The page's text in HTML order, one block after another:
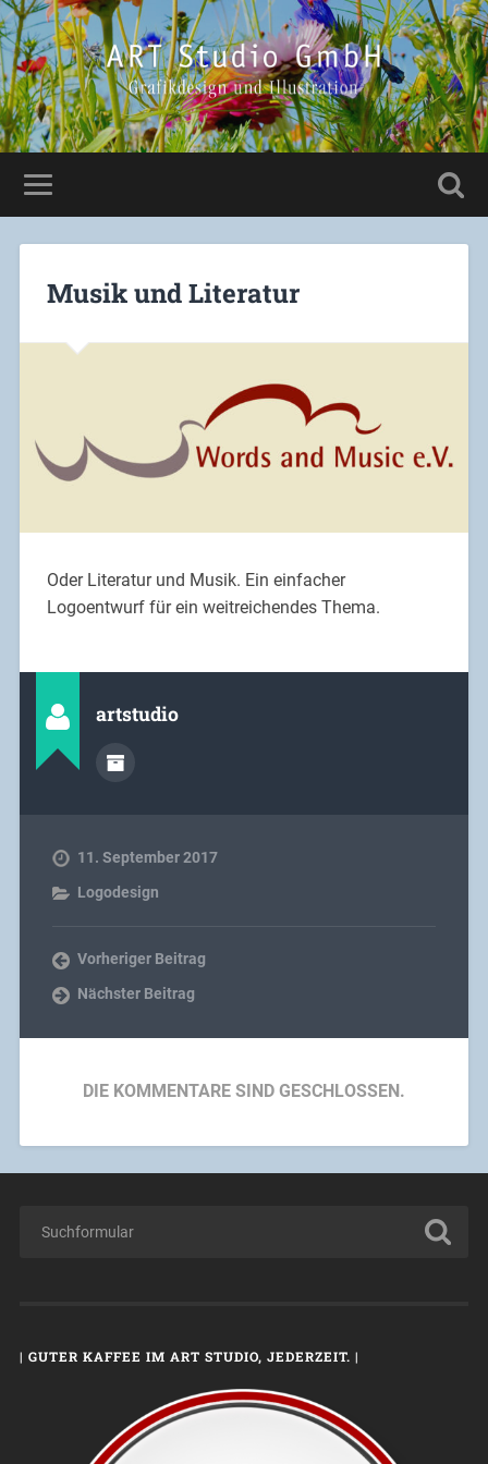
Musik und Literatur
Oder Literatur und Musik. Ein einfacher
Logoentwurf für ein weitreichendes Thema.
artstudio
11. September 2017
Logodesign
Vorheriger Beitrag
Nächster Beitrag
DIE KOMMENTARE SIND GESCHLOSSEN.
| GUTER KAFFEE IM ART STUDIO, JEDERZEIT. |